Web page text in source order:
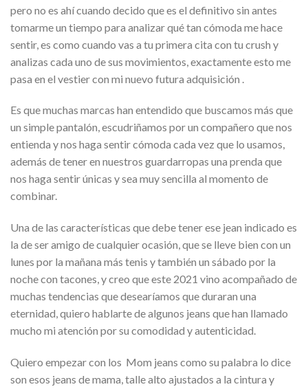
pero no es ahí cuando decido que es el definitivo sin antes
tomarme un tiempo para analizar qué tan cómoda me hace
sentir, es como cuando vas a tu primera cita con tu crush y
analizas cada uno de sus movimientos, exactamente esto me
pasa en el vestier con mi nuevo futura adquisición .
Es que muchas marcas han entendido que buscamos más que
un simple pantalón, escudriñamos por un compañero que nos
entienda y nos haga sentir cómoda cada vez que lo usamos,
además de tener en nuestros guardarropas una prenda que
nos haga sentir únicas y sea muy sencilla al momento de
combinar.
Una de las características que debe tener ese jean indicado es
la de ser amigo de cualquier ocasión, que se lleve bien con un
lunes por la mañana más tenis y también un sábado por la
noche con tacones, y creo que este 2021 vino acompañado de
muchas tendencias que desearíamos que duraran una
eternidad, quiero hablarte de algunos jeans que han llamado
mucho mi atención por su comodidad y autenticidad.
Quiero empezar con los Mom jeans como su palabra lo dice
son esos jeans de mama, talle alto ajustados a la cintura y